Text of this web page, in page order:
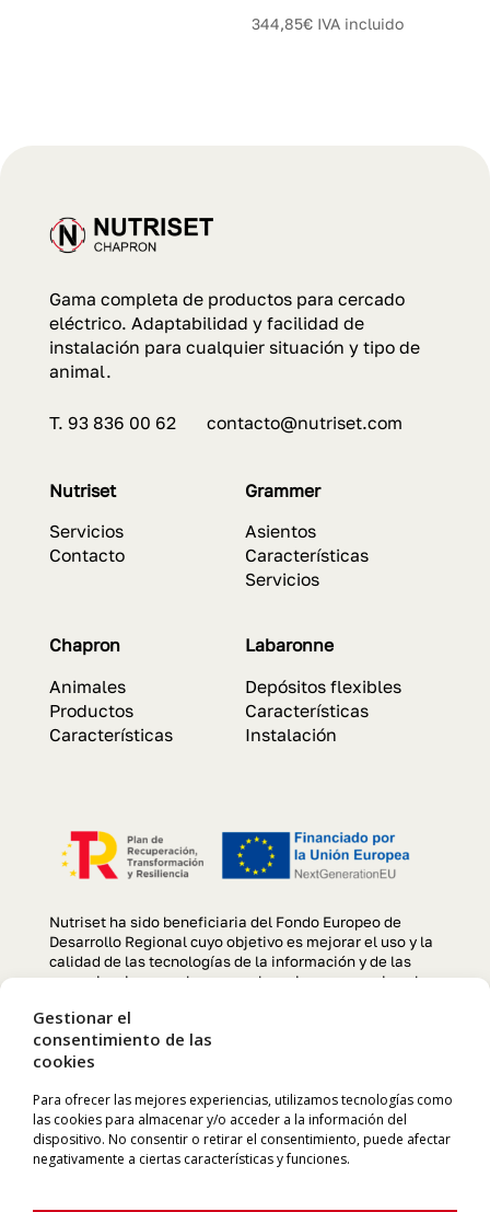
Gestionar el
consentimiento de las
cookies
Para ofrecer las mejores experiencias, utilizamos tecnologías como
las cookies para almacenar y/o acceder a la información del
dispositivo. No consentir o retirar el consentimiento, puede afectar
negativamente a ciertas características y funciones.
344,85€ IVA incluido
Gama completa de productos para cercado
eléctrico. Adaptabilidad y facilidad de
instalación para cualquier situación y tipo de
animal.
T. 93 836 00 62 contacto@nutriset.com
Nutriset
Servicios
Contacto
Grammer
Asientos
Características
Servicios
Chapron
Animales
Productos
Características
Labaronne
Depósitos flexibles
Características
Instalación
Nutriset ha sido beneficiaria del Fondo Europeo de
Desarrollo Regional cuyo objetivo es mejorar el uso y la
calidad de las tecnologías de la información y de las
comunicaciones y el acceso a las mismas y gracias al
optimización de la página web, para la mejora de
competitividad y productividad de la empresa durante el
año 2022. Para ello ha contado con el apoyo del
Manresa. «Una manera de hacer Europa»